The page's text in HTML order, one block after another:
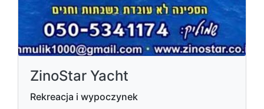
ZinoStar Yacht
Rekreacja i wypoczynek